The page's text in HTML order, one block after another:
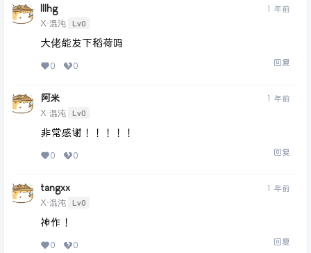
lllhg
X·混沌 Lv0
1 年前
大佬能发下稻荷吗
0 0 回复
阿米
X·混沌 Lv0
1 年前
非常感谢！！！！！
0 0 回复
tangxx
X·混沌 Lv0
1 年前
神作！
0 0 回复